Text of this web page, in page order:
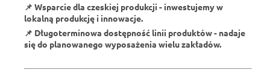
📌 Wsparcie dla czeskiej produkcji - inwestujemy w
lokalną produkcję i innowacje.
📌 Długoterminowa dostępność linii produktów- nadaje
się do planowanego wyposażenia wielu zakładów.